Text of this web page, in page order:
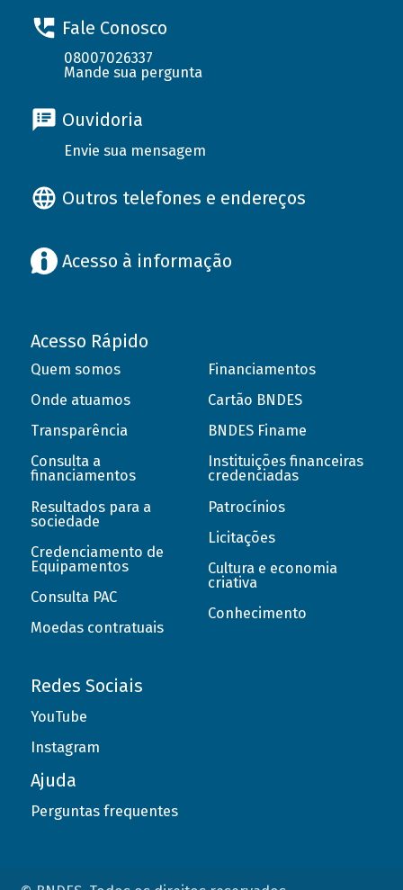
Fale Conosco
08007026337
Mande sua pergunta
Ouvidoria
Envie sua mensagem
Outros telefones e endereços
Acesso à informação
Acesso Rápido
Quem somos
Onde atuamos
Transparência
Consulta a
financiamentos
Resultados para a
sociedade
Credenciamento de
Equipamentos
Consulta PAC
Moedas contratuais
Financiamentos
Cartão BNDES
BNDES Finame
Instituições financeiras
credenciadas
Patrocínios
Licitações
Cultura e economia
criativa
Conhecimento
Redes Sociais
YouTube
Instagram
Ajuda
Perguntas frequentes